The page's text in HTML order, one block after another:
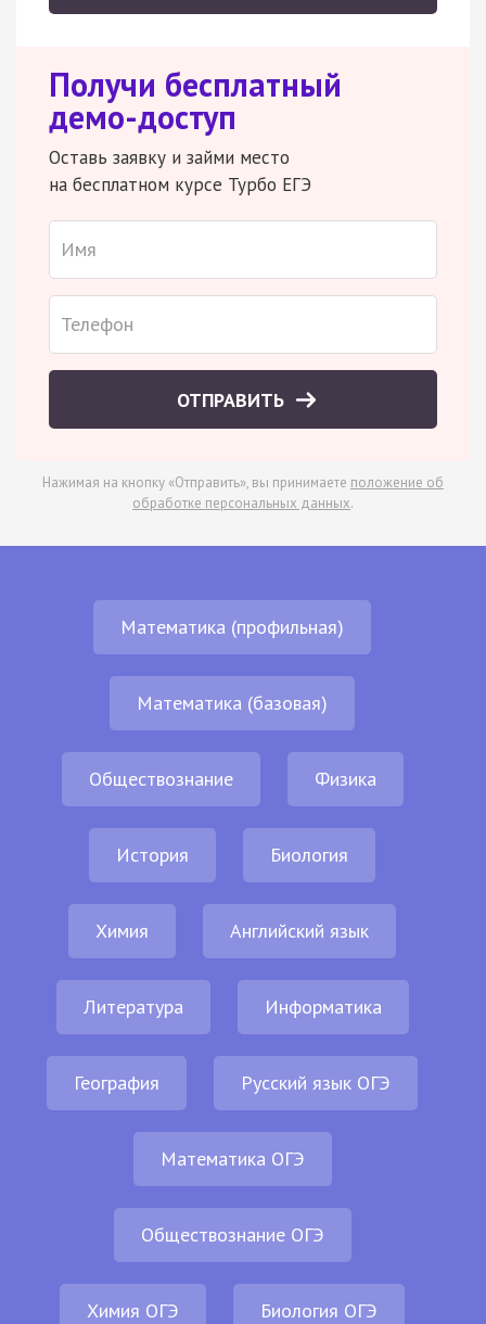
Получи бесплатный
демо-доступ
Оставь заявку и займи место
на бесплатном курсе Турбо ЕГЭ
ОТПРАВИТЬ
Нажимая на кнопку «Отправить», вы принимаете положение об
обработке персональных данных.
Математика (профильная)
Математика (базовая)
Обществознание Физика
История Биология
Химия Английский язык
Литература Информатика
География Русский язык ОГЭ
Математика ОГЭ
Обществознание ОГЭ
Химия ОГЭ Биология ОГЭ